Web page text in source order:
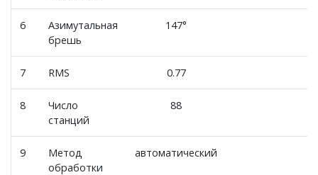
6
Азимутальная
брешь
147°
7 RMS 0.77
8
Число
станций
88
9
Метод
обработки
автоматический